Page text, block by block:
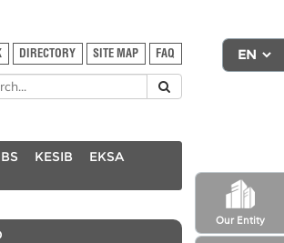
Our Entity
DIRECTORY SITE MAP FAQ
KESIB
EKSA